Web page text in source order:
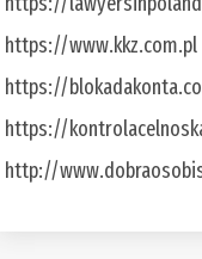
https://www.kkz.com.pl
https://
https://
http://